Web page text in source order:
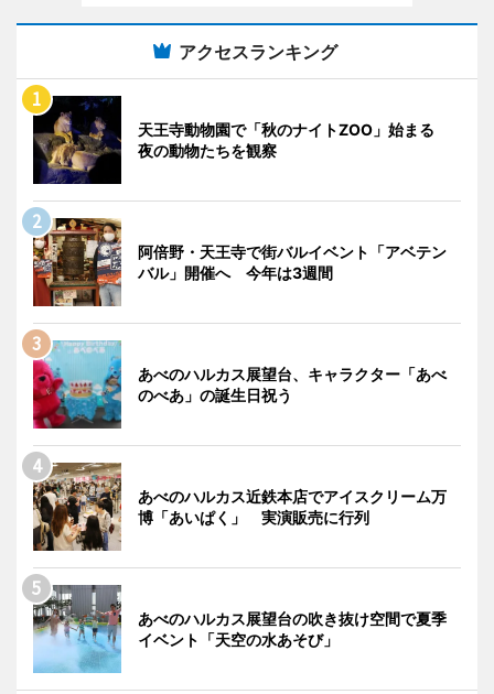
アクセスランキング
天王寺動物園で「秋のナイトZOO」始まる
夜の動物たちを観察
阿倍野・天王寺で街バルイベント「アベテン
バル」開催へ 今年は3週間
あべのハルカス展望台、キャラクター「あべ
のべあ」の誕生日祝う
あべのハルカス近鉄本店でアイスクリーム万
博「あいぱく」 実演販売に行列
あべのハルカス展望台の吹き抜け空間で夏季
イベント「天空の水あそび」